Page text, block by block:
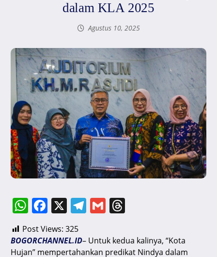
dalam KLA 2025
Agustus 10, 2025
W
h
at
s
F
c
e
X T
e
gr
G
ai
l
e
a
Post Views: 325
BOGORCHANNEL.ID– Untuk kedua kalinya, “Kota
Hujan” mempertahankan predikat Nindya dalam